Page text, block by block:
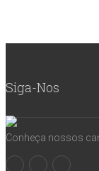
Siga-Nos
Conheça nossos